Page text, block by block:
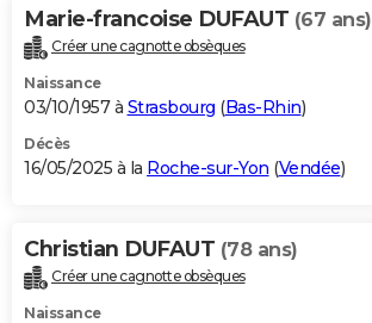
Marie-francoise DUFAUT (67 ans)
Créer une cagnotte obsèques
Naissance
03/10/1957 à Strasbourg (Bas-Rhin)
Décès
16/05/2025 à la Roche-sur-Yon (Vendée)
Christian DUFAUT (78 ans)
Créer une cagnotte obsèques
Naissance